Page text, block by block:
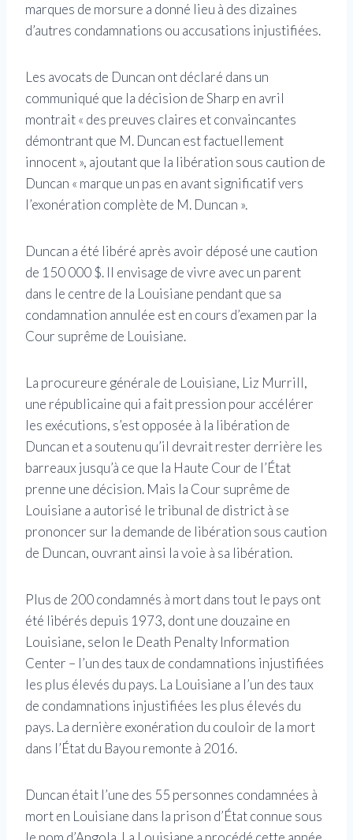
marques de morsure a donné lieu à des dizaines
d’autres condamnations ou accusations injustifiées.
Les avocats de Duncan ont déclaré dans un
communiqué que la décision de Sharp en avril
montrait « des preuves claires et convaincantes
démontrant que M. Duncan est factuellement
innocent », ajoutant que la libération sous caution de
Duncan « marque un pas en avant significatif vers
l’exonération complète de M. Duncan ».
Duncan a été libéré après avoir déposé une caution
de 150 000 $. Il envisage de vivre avec un parent
dans le centre de la Louisiane pendant que sa
condamnation annulée est en cours d’examen par la
Cour suprême de Louisiane.
La procureure générale de Louisiane, Liz Murrill,
une républicaine qui a fait pression pour accélérer
les exécutions, s’est opposée à la libération de
Duncan et a soutenu qu’il devrait rester derrière les
barreaux jusqu’à ce que la Haute Cour de l’État
prenne une décision. Mais la Cour suprême de
Louisiane a autorisé le tribunal de district à se
prononcer sur la demande de libération sous caution
de Duncan, ouvrant ainsi la voie à sa libération.
Plus de 200 condamnés à mort dans tout le pays ont
été libérés depuis 1973, dont une douzaine en
Louisiane, selon le Death Penalty Information
Center – l’un des taux de condamnations injustifiées
les plus élevés du pays. La Louisiane a l’un des taux
de condamnations injustifiées les plus élevés du
pays. La dernière exonération du couloir de la mort
dans l’État du Bayou remonte à 2016.
Duncan était l’une des 55 personnes condamnées à
mort en Louisiane dans la prison d’État connue sous